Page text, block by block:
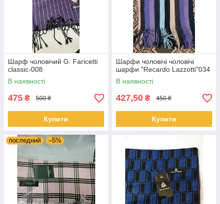
Шарф чоловічий G. Faricetti
classic-008
В наявності
475 ₴ 500 ₴
Купити
Шарфи чоловічі чоловічі
шарфи "Recardo Lazzotti"034
В наявності
427,50 ₴ 450 ₴
Купити
последний –5%